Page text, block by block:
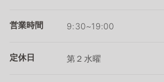
営業時間 9:30~19:00
定休日 第２水曜